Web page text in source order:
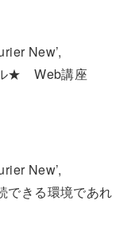
New’,
★ Web講座
New’,
できる環境であれ